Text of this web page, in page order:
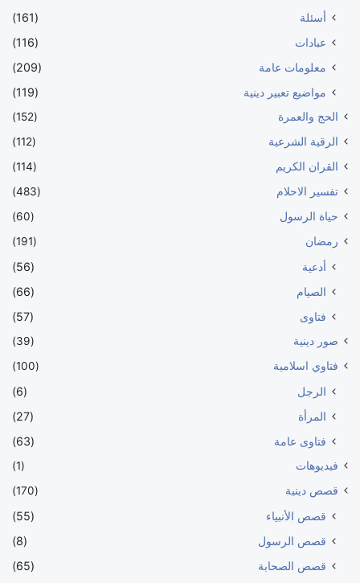
أسئلة
(161)
عبادات
(116)
معلومات عامة
(209)
مواضيع تعبير دينية
(119)
الحج والعمرة
(152)
الرقية الشرعية
(112)
القران الكريم
(114)
تفسير الاحلام
(483)
حياة الرسول
(60)
رمضان
(191)
أدعية
(56)
الصيام
(66)
فتاوى
(57)
صور دينية
(39)
فتاوي اسلامية
(100)
الرجل
(6)
المرأة
(27)
فتاوى عامة
(63)
فيديوهات
(1)
قصص دينية
(170)
قصص الأنبياء
(55)
قصص الرسول
(8)
قصص الصحابة
(65)